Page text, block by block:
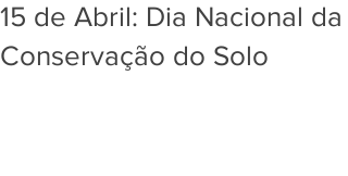
15 de Abril: Dia Nacional da
Conservação do Solo